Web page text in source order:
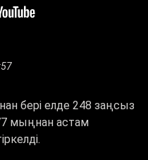
бері елде 248 заңсыз
мыңнан астам